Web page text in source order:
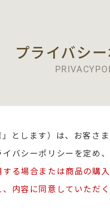
プライバシ
とします）は、お客さ
バシーポリシーを定め
る場合または商品の購
内容に同意していただ